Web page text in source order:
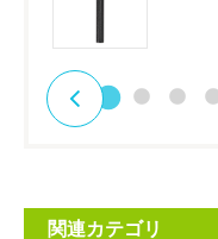
関連カテゴリ